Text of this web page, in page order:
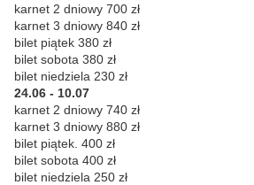
karnet 2 dniowy 700 zł
karnet 3 dniowy 840 zł
bilet piątek 380 zł
bilet sobota 380 zł
bilet niedziela 230 zł
24.06 - 10.07
karnet 2 dniowy 740 zł
karnet 3 dniowy 880 zł
bilet piątek. 400 zł
bilet sobota 400 zł
bilet niedziela 250 zł